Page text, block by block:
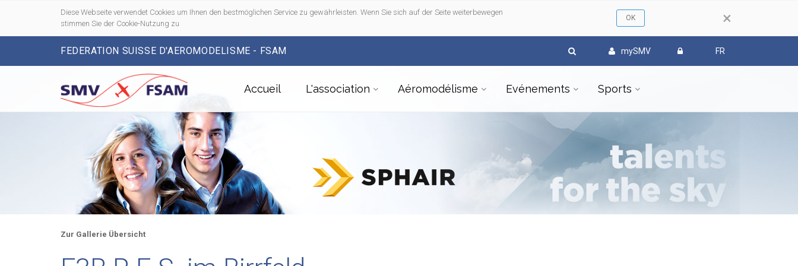
×
Diese Webseite verwendet Cookies um Ihnen den bestmöglichen Service zu gewährleisten. Wenn Sie sich auf der Seite weiterbewegen
stimmen Sie der Cookie-Nutzung zu
FEDERATION SUISSE D'AEROMODELISME - FSAM mySMV FR
Accueil L'association Aéromodélisme Evénements Sports
Zur Gallerie Übersicht